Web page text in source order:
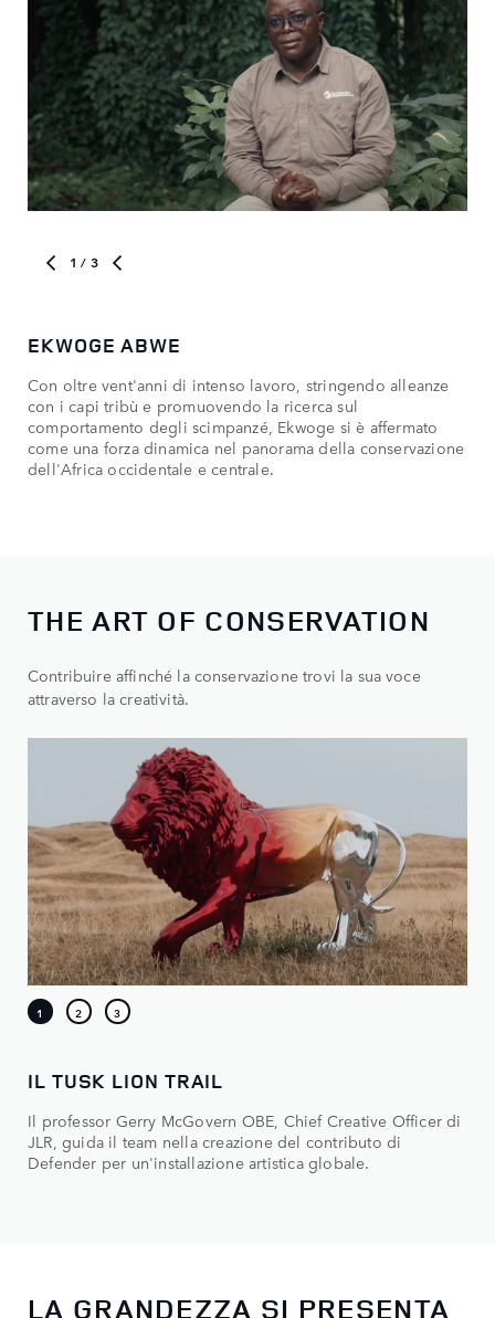
1 / 3
EKWOGE ABWE
Con oltre vent'anni di intenso lavoro, stringendo alleanze
con i capi tribù e promuovendo la ricerca sul
comportamento degli scimpanzé, Ekwoge si è affermato
come una forza dinamica nel panorama della conservazione
dell'Africa occidentale e centrale.
THE ART OF CONSERVATION
Contribuire affinché la conservazione trovi la sua voce
attraverso la creatività.
IL TUSK LION TRAIL
Il professor Gerry McGovern OBE, Chief Creative Officer di
JLR, guida il team nella creazione del contributo di
Defender per un'installazione artistica globale.
LA GRANDEZZA SI PRESENTA